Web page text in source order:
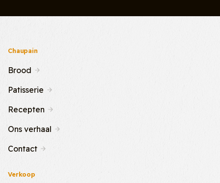
Chaupain
Brood
Patisserie
Recepten
Ons verhaal
Contact
Verkoop